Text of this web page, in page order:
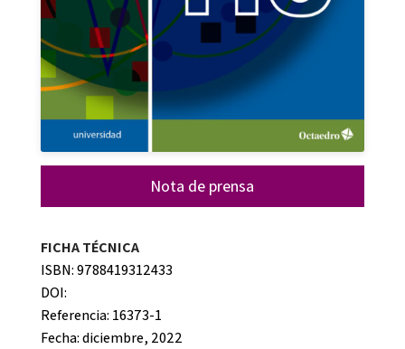
Nota de prensa
FICHA TÉCNICA
ISBN: 9788419312433
DOI:
Referencia: 16373-1
Fecha: diciembre, 2022